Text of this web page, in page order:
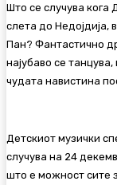
Што се случува кога
слета до Недојдија,
Пан? Фантастично
најубаво се
чудата навистина
Детскиот музички
случува на 24
што е можност сите